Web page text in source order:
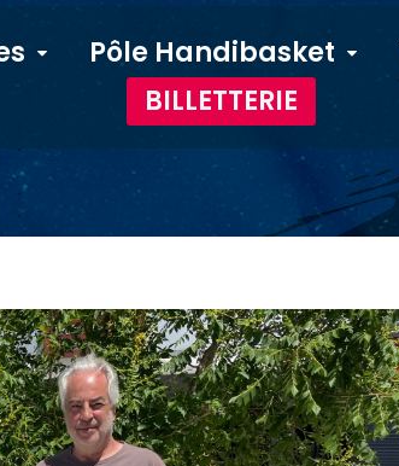
Pôle Handibasket
BILLETTERIE